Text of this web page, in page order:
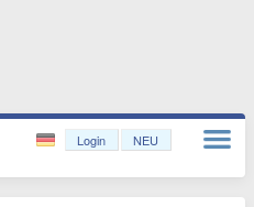
Login NEU